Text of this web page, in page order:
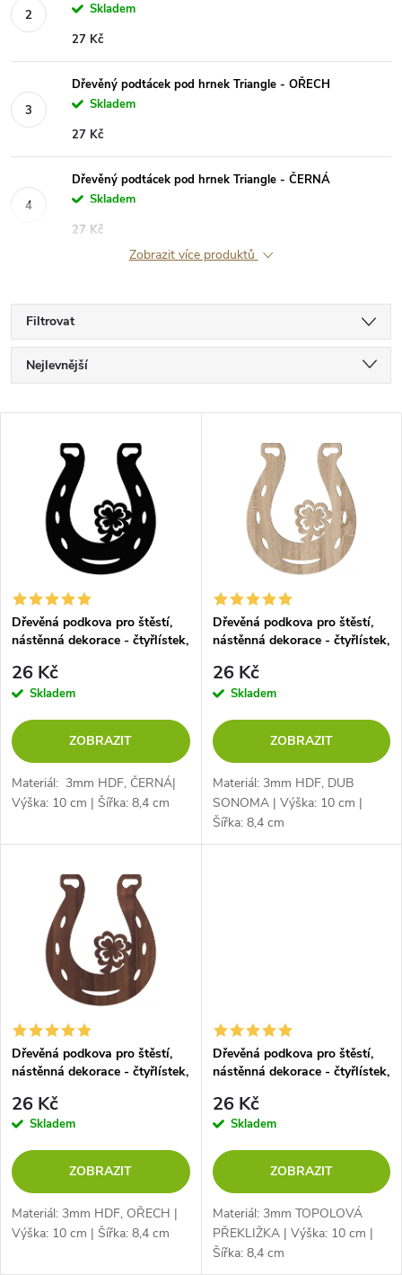
Skladem
27 Kč
Dřevěný podtácek pod hrnek Triangle - OŘECH
Skladem
27 Kč
Dřevěný podtácek pod hrnek Triangle - ČERNÁ
Skladem
27 Kč
Zobrazit více produktů
Filtrovat
Ř
a
í
p
r
o
d
u
Nejlevnější
Abecedně
s
p
r
o
d
u
Dřevěná podkova pro štěstí,
nástěnná dekorace - čtyřlístek,
26 Kč
Skladem
ZOBRAZIT
Materiál: 3mm HDF, ČERNÁ|
Výška: 10 cm | Šířka: 8,4 cm
Dřevěná podkova pro štěstí,
nástěnná dekorace - čtyřlístek,
26 Kč
Skladem
ZOBRAZIT
Materiál: 3mm HDF, DUB
SONOMA | Výška: 10 cm |
Šířka: 8,4 cm
Dřevěná podkova pro štěstí,
nástěnná dekorace - čtyřlístek,
26 Kč
Skladem
ZOBRAZIT
Materiál: 3mm HDF, OŘECH |
Výška: 10 cm | Šířka: 8,4 cm
Dřevěná podkova pro štěstí,
nástěnná dekorace - čtyřlístek,
26 Kč
Skladem
ZOBRAZIT
Materiál: 3mm TOPOLOVÁ
PŘEKLIŽKA | Výška: 10 cm |
Šířka: 8,4 cm